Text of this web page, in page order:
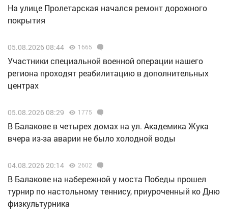
На улице Пролетарская начался ремонт дорожного
покрытия
05.08.2026 08:44 1665
Участники специальной военной операции нашего
региона проходят реабилитацию в дополнительных
центрах
05.08.2026 08:29 1775
В Балакове в четырех домах на ул. Академика Жука
вчера из-за аварии не было холодной воды
04.08.2026 20:14 2602
В Балакове на набережной у моста Победы прошел
турнир по настольному теннису, приуроченный ко Дню
физкультурника